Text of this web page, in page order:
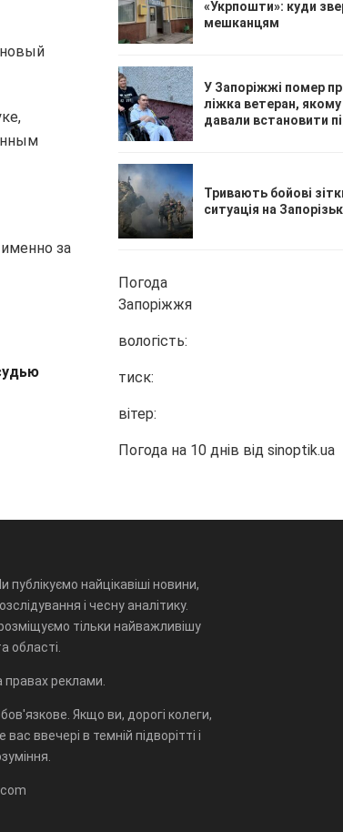
за
«Укрпошти»: куди
мешканцям
У Запоріжжі помер
ліжка ветеран, якому
давали встановити
Тривають бойові
ситуація на
Погода
Запоріжжя
вологість:
тиск:
вітер:
Погода на 10 днів від sinoptik.ua
найцікавіші новини,
і чесну аналітику.
тільки найважливішу
області.
правах реклами.
Якщо ви, дорогі колеги,
ввечері в темній підворітті і